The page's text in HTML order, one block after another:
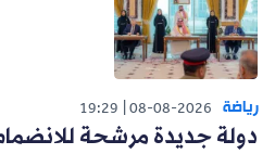
رياضة 08-08-2026
19:29
دولة جديدة مرشحة